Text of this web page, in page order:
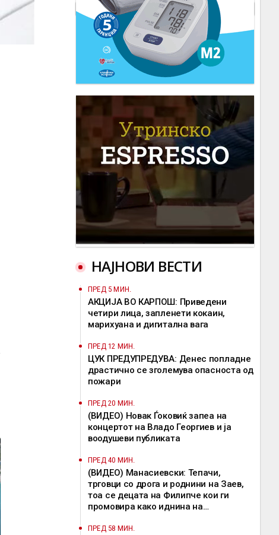
НАЈНОВИ ВЕСТИ
ПРЕД 5 МИН.
АКЦИЈА ВО КАРПОШ: Приведени
четири лица, запленети кокаин,
марихуана и дигитална вага
ПРЕД 12 МИН.
ЦУК ПРЕДУПРЕДУВА: Денес попладне
драстично се зголемува опасноста од
пожари
ПРЕД 20 МИН.
(ВИДЕО) Новак Ѓоковиќ запеа на
концертот на Владo Георгиев и ја
воодушеви публиката
ПРЕД 40 МИН.
(ВИДЕО) Манасиевски: Тепачи,
трговци со дрога и роднини на Заев,
тоа се децата на Филипче кои ги
промoвира како иднина на
ПРЕД 58 МИН.